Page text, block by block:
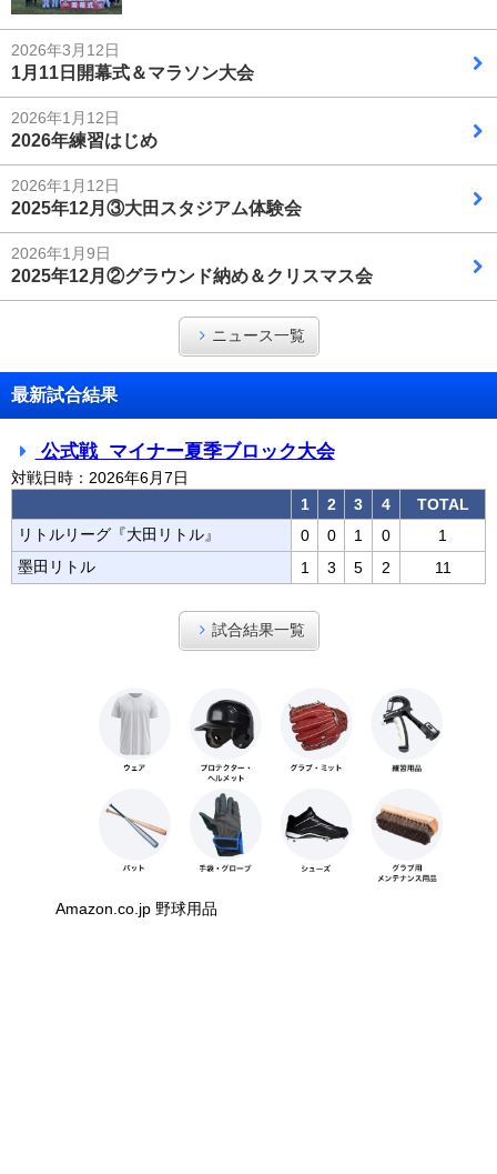
2026年3月12日
1月11日開幕式＆マラソン大会
2026年1月12日
2026年練習はじめ
2026年1月12日
2025年12月③大田スタジアム体験会
2026年1月9日
2025年12月②グラウンド納め＆クリスマス会
ニュース一覧
最新試合結果
公式戦 マイナー夏季ブロック大会
対戦日時：2026年6月7日
1
2 3 4
TOTAL
リトルリーグ『大田リトル』
0 0 1 0
1
墨田リトル
1 3 5 2 11
試合結果一覧
Amazon.co.jp 野球用品